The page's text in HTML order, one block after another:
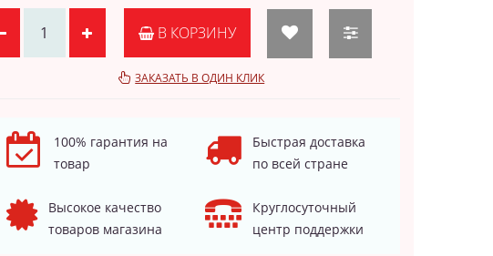
В КОРЗИНУ
ЗАКАЗАТЬ В ОДИН КЛИК
100% гарантия на
товар
Быстрая доставка
по всей стране
Высокое качество
товаров магазина
Круглосуточный
центр поддержки